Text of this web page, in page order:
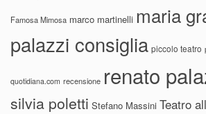
Famosa Mimosa marco martinelli maria
palazzi consiglia piccolo teatro
quotidiana.com recensione renato
silvia poletti Stefano Massini Teatro